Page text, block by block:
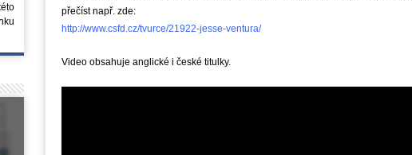
přečíst např. zde:
http://www.csfd.cz/tvurce/21922-jesse-ventura/
Video obsahuje anglické i české titulky.